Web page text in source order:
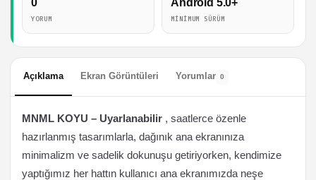
0
YORUM
Android 5.0+
MINIMUM SÜRÜM
Açıklama Ekran Görüntüleri Yorumlar 0
MNML KOYU – Uyarlanabilir , saatlerce özenle
hazırlanmış tasarımlarla, dağınık ana ekranınıza
minimalizm ve sadelik dokunuşu getiriyorken, kendimize
yaptığımız her hattın kullanıcı ana ekranımızda neşe